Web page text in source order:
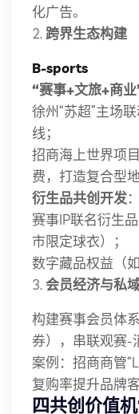
化广告。
2. 跨界生态构建
B-sports
“赛事+文旅+商
徐州“苏超”主场
线；
招商海上世界项
费，打造复合型地
衍生品共创开发：
赛事IP联名衍生
市限定球衣）；
数字藏品权益（
3.会员经济与私
构建赛事会员体
券），串联观赛-
案例：招商商管
复购率提升品牌客
四共创价值